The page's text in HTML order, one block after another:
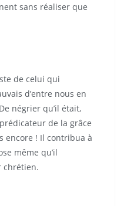
sans réaliser que
de celui qui
d’entre nous en
négrier qu’il était,
de la grâce
encore ! Il contribua à
même qu’il
chrétien.